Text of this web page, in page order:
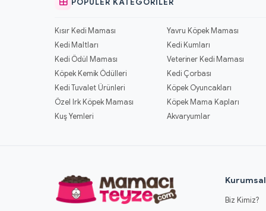
Kısır Kedi Maması Yavru Köpek Maması
Kedi Maltları
Kedi Kumları
Kedi Ödül Maması
Veteriner Kedi Maması
Köpek Kemik Ödülleri
Kedi Çorbası
Kedi Tuvalet Ürünleri
Köpek Oyuncakları
Özel Irk Köpek Maması
Köpek Mama Kapları
Kuş Yemleri
Akvaryumlar
Kurumsal
Biz Kimiz?